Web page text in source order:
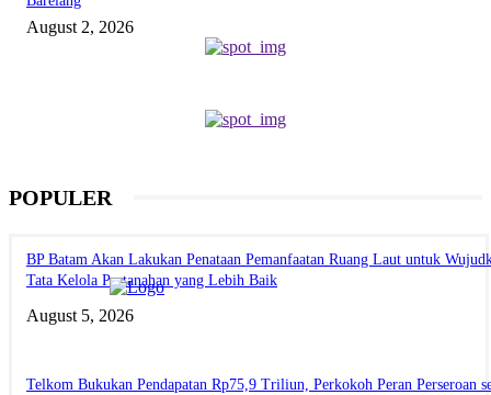
August 2, 2026
POPULER
BP Batam Akan Lakukan Penataan Pemanfaatan Ruang Laut untuk
Tata Kelola Pertanahan yang Lebih Baik
August 5, 2026
Telkom Bukukan Pendapatan Rp75,9 Triliun, Perkokoh Peran Perseroan